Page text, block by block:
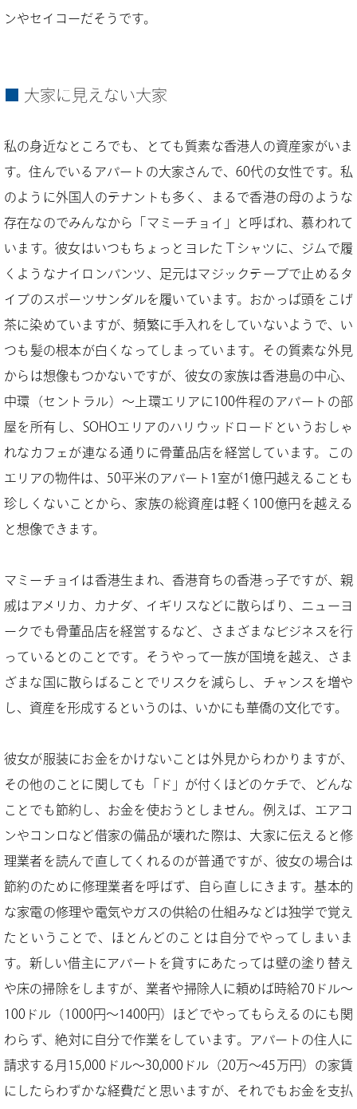
ンやセイコーだそうです。
大家に見えない大家
私の身近なところでも、とても質素な香港人の資産家がいま
す。住んでいるアパートの大家さんで、60代の女性です。私
のように外国人のテナントも多く、まるで香港の母のような
存在なのでみんなから「マミーチョイ」と呼ばれ、慕われて
います。彼女はいつもちょっとヨレたＴシャツに、ジムで履
くようなナイロンパンツ、足元はマジックテープで止めるタ
イプのスポーツサンダルを履いています。おかっぱ頭をこげ
茶に染めていますが、頻繁に手入れをしていないようで、い
つも髪の根本が白くなってしまっています。その質素な外見
からは想像もつかないですが、彼女の家族は香港島の中心、
中環（セントラル）～上環エリアに100件程のアパートの部
屋を所有し、SOHOエリアのハリウッドロードというおしゃ
れなカフェが連なる通りに骨董品店を経営しています。この
エリアの物件は、50平米のアパート1室が1億円越えることも
珍しくないことから、家族の総資産は軽く100億円を越える
と想像できます。
マミーチョイは香港生まれ、香港育ちの香港っ子ですが、親
戚はアメリカ、カナダ、イギリスなどに散らばり、ニューヨ
ークでも骨董品店を経営するなど、さまざまなビジネスを行
っているとのことです。そうやって一族が国境を越え、さま
ざまな国に散らばることでリスクを減らし、チャンスを増や
し、資産を形成するというのは、いかにも華僑の文化です。
彼女が服装にお金をかけないことは外見からわかりますが、
その他のことに関しても「ド」が付くほどのケチで、どんな
ことでも節約し、お金を使おうとしません。例えば、エアコ
ンやコンロなど借家の備品が壊れた際は、大家に伝えると修
理業者を読んで直してくれるのが普通ですが、彼女の場合は
節約のために修理業者を呼ばず、自ら直しにきます。基本的
な家電の修理や電気やガスの供給の仕組みなどは独学で覚え
たということで、ほとんどのことは自分でやってしまいま
す。新しい借主にアパートを貸すにあたっては壁の塗り替え
や床の掃除をしますが、業者や掃除人に頼めば時給70ドル～
100ドル（1000円～1400円）ほどでやってもらえるのにも関
わらず、絶対に自分で作業をしています。アパートの住人に
請求する月15,000ドル～30,000ドル（20万～45万円）の家賃
にしたらわずかな経費だと思いますが、それでもお金を支払